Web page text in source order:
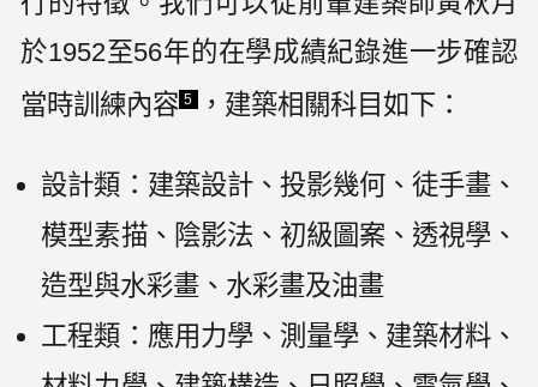
於1952至56年的在學成績紀錄進一步確認
當時訓練內容 5 ，建築相關科目如下：
設計類：建築設計、投影幾何、徒手畫、
模型素描、陰影法、初級圖案、透視學、
造型與水彩畫、水彩畫及油畫
工程類：應用力學、測量學、建築材料、